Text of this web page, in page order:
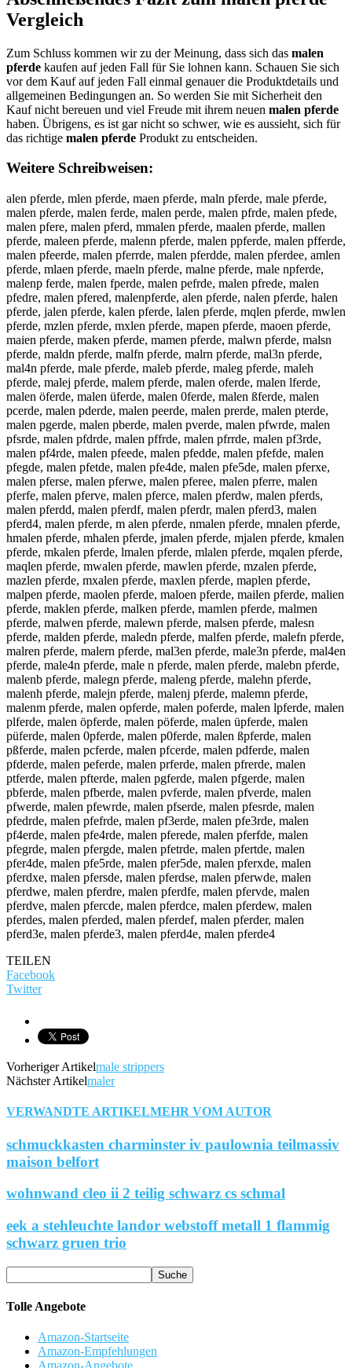
Vergleich
Zum Schluss kommen wir zu der Meinung, dass sich das malen
pferde kaufen auf jeden Fall für Sie lohnen kann. Schauen Sie sich
vor dem Kauf auf jeden Fall einmal genauer die Produktdetails und
allgemeinen Bedingungen an. So werden Sie mit Sicherheit den
Kauf nicht bereuen und viel Freude mit ihrem neuen malen pferde
haben. Übrigens, es ist gar nicht so schwer, wie es aussieht, sich für
das richtige malen pferde Produkt zu entscheiden.
Weitere Schreibweisen:
alen pferde, mlen pferde, maen pferde, maln pferde, male pferde,
malen pferde, malen ferde, malen perde, malen pfrde, malen pfede,
malen pfere, malen pferd, mmalen pferde, maalen pferde, mallen
pferde, maleen pferde, malenn pferde, malen ppferde, malen pfferde,
malen pfeerde, malen pferrde, malen pferdde, malen pferdee, amlen
pferde, mlaen pferde, maeln pferde, malne pferde, male npferde,
malenp ferde, malen fperde, malen pefrde, malen pfrede, malen
pfedre, malen pfered, malenpferde, alen pferde, nalen pferde, halen
pferde, jalen pferde, kalen pferde, lalen pferde, mqlen pferde, mwlen
pferde, mzlen pferde, mxlen pferde, mapen pferde, maoen pferde,
maien pferde, maken pferde, mamen pferde, malwn pferde, malsn
pferde, maldn pferde, malfn pferde, malrn pferde, mal3n pferde,
mal4n pferde, male pferde, maleb pferde, maleg pferde, maleh
pferde, malej pferde, malem pferde, malen oferde, malen lferde,
malen öferde, malen üferde, malen 0ferde, malen ßferde, malen
pcerde, malen pderde, malen peerde, malen prerde, malen pterde,
malen pgerde, malen pberde, malen pverde, malen pfwrde, malen
pfsrde, malen pfdrde, malen pffrde, malen pfrrde, malen pf3rde,
malen pf4rde, malen pfeede, malen pfedde, malen pfefde, malen
pfegde, malen pfetde, malen pfe4de, malen pfe5de, malen pferxe,
malen pferse, malen pferwe, malen pferee, malen pferre, malen
pferfe, malen pferve, malen pferce, malen pferdw, malen pferds,
malen pferdd, malen pferdf, malen pferdr, malen pferd3, malen
pferd4, malen pferde, m alen pferde, nmalen pferde, mnalen pferde,
hmalen pferde, mhalen pferde, jmalen pferde, mjalen pferde, kmalen
pferde, mkalen pferde, lmalen pferde, mlalen pferde, mqalen pferde,
maqlen pferde, mwalen pferde, mawlen pferde, mzalen pferde,
mazlen pferde, mxalen pferde, maxlen pferde, maplen pferde,
malpen pferde, maolen pferde, maloen pferde, mailen pferde, malien
pferde, maklen pferde, malken pferde, mamlen pferde, malmen
pferde, malwen pferde, malewn pferde, malsen pferde, malesn
pferde, malden pferde, maledn pferde, malfen pferde, malefn pferde,
malren pferde, malern pferde, mal3en pferde, male3n pferde, mal4en
pferde, male4n pferde, male n pferde, malen pferde, malebn pferde,
malenb pferde, malegn pferde, maleng pferde, malehn pferde,
malenh pferde, malejn pferde, malenj pferde, malemn pferde,
malenm pferde, malen opferde, malen poferde, malen lpferde, malen
plferde, malen öpferde, malen pöferde, malen üpferde, malen
püferde, malen 0pferde, malen p0ferde, malen ßpferde, malen
pßferde, malen pcferde, malen pfcerde, malen pdferde, malen
pfderde, malen peferde, malen prferde, malen pfrerde, malen
ptferde, malen pfterde, malen pgferde, malen pfgerde, malen
pbferde, malen pfberde, malen pvferde, malen pfverde, malen
pfwerde, malen pfewrde, malen pfserde, malen pfesrde, malen
pfedrde, malen pfefrde, malen pf3erde, malen pfe3rde, malen
pf4erde, malen pfe4rde, malen pferede, malen pferfde, malen
pfegrde, malen pfergde, malen pfetrde, malen pfertde, malen
pfer4de, malen pfe5rde, malen pfer5de, malen pferxde, malen
pferdxe, malen pfersde, malen pferdse, malen pferwde, malen
pferdwe, malen pferdre, malen pferdfe, malen pfervde, malen
pferdve, malen pfercde, malen pferdce, malen pferdew, malen
pferdes, malen pferded, malen pferdef, malen pferder, malen
pferd3e, malen pferde3, malen pferd4e, malen pferde4
TEILEN
Facebook
Twitter
Vorheriger Artikelmale strippers
Nächster Artikelmaler
VERWANDTE ARTIKELMEHR VOM AUTOR
schmuckkasten charminster iv paulownia teilmassiv
maison belfort
wohnwand cleo ii 2 teilig schwarz cs schmal
eek a stehleuchte landor webstoff metall 1 flammig
schwarz gruen trio
Tolle Angebote
Amazon-Startseite
Amazon-Empfehlungen